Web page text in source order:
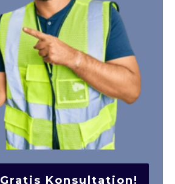
Gratis Konsultation!